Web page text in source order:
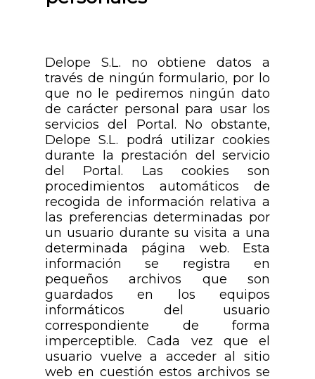
Delope S.L. no obtiene datos a
través de ningún formulario, por lo
que no le pediremos ningún dato
de carácter personal para usar los
servicios del Portal. No obstante,
Delope S.L. podrá utilizar cookies
durante la prestación del servicio
del Portal. Las cookies son
procedimientos automáticos de
recogida de información relativa a
las preferencias determinadas por
un usuario durante su visita a una
determinada página web. Esta
información se registra en
pequeños archivos que son
guardados en los equipos
informáticos del usuario
correspondiente de forma
imperceptible. Cada vez que el
usuario vuelve a acceder al sitio
web en cuestión estos archivos se